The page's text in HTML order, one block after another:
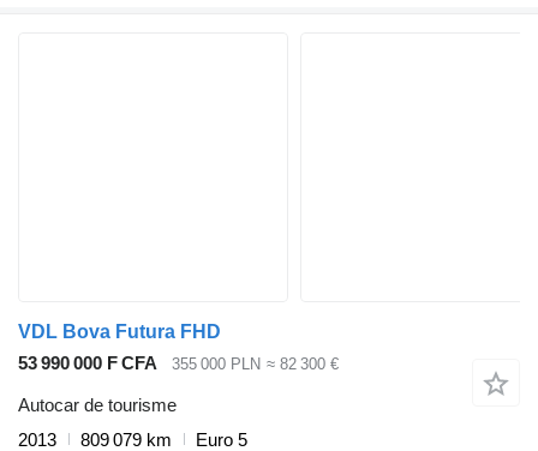
VDL Bova Futura FHD
53 990 000 F CFA
355 000 PLN ≈ 82 300 €
Autocar de tourisme
2013
809 079 km
Euro 5